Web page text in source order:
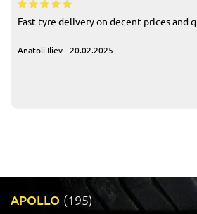
Fast tyre delivery on decent prices and
Anatoli Iliev - 20.02.2025
APOLLO (195)